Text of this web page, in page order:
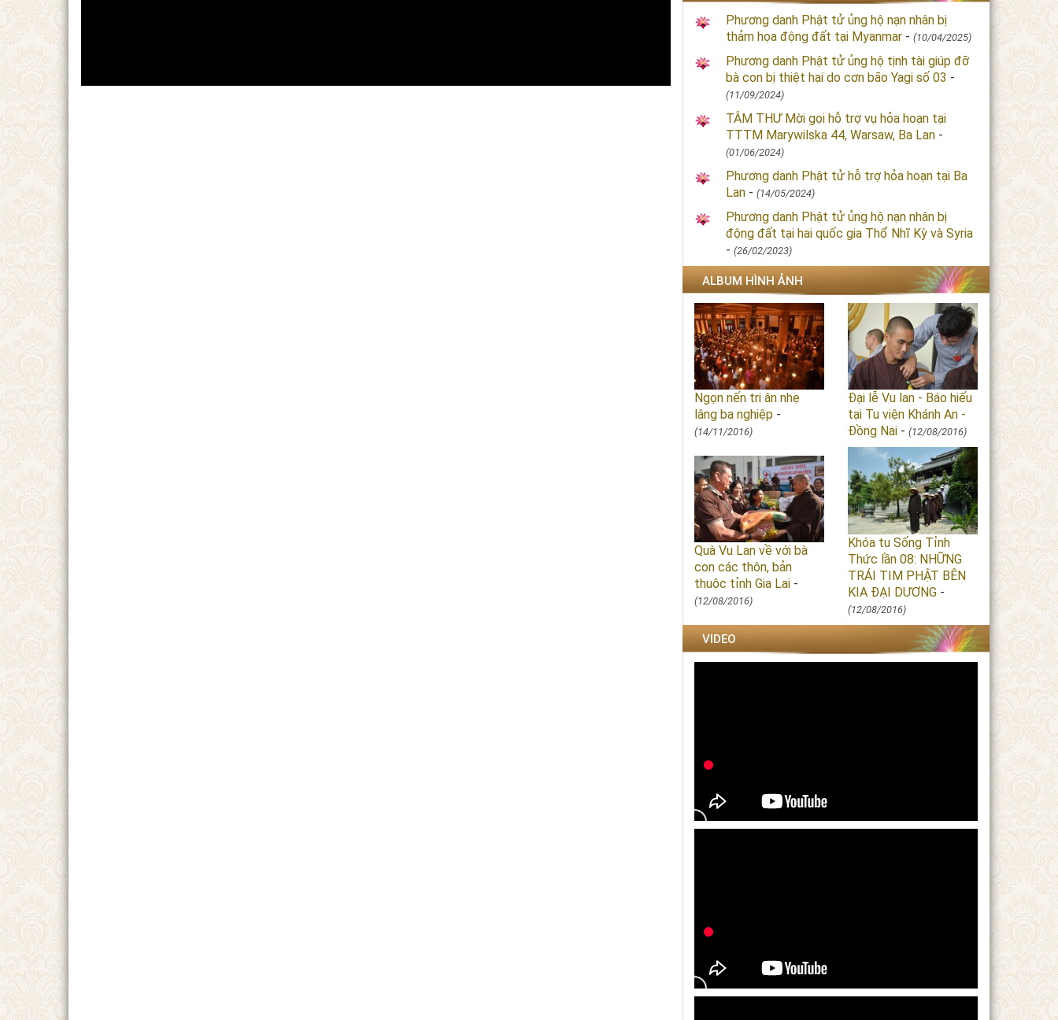
Phương danh Phật tử ủng hộ nạn nhân bị
thảm họa động đất tại Myanmar- (10/04/2025)
Phương danh Phật tử ủng hộ tịnh tài giúp đỡ
bà con bị thiệt hại do cơn bão Yagi số 03 -
(11/09/2024)
TÂM THƯ Mời gọi hỗ trợ vụ hỏa hoạn tại
TTTM Marywilska 44, Warsaw, Ba Lan-
(01/06/2024)
Phương danh Phật tử hỗ trợ hỏa hoạn tại Ba
Lan - (14/05/2024)
Phương danh Phật tử ủng hộ nạn nhân bị
động đất tại hai quốc gia Thổ Nhĩ Kỳ và Syria
- (26/02/2023)
ALBUM HÌNH ẢNH
Ngọn nến tri ân nhẹ
lâng ba nghiệp-
(14/11/2016)
Đại lễ Vu lan - Báo hiếu
tại Tu viện Khánh An -
Đồng Nai- (12/08/2016)
Quà Vu Lan về với bà
con các thôn, bản
thuộc tỉnh Gia Lai-
(12/08/2016)
Khóa tu Sống Tỉnh
Thức lần 08: NHỮNG
TRÁI TIM PHẬT BÊN
KIA ĐẠI DƯƠNG-
(12/08/2016)
VIDEO